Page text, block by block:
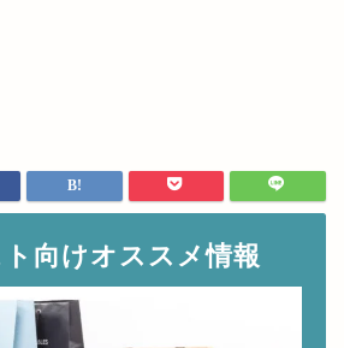
向けオススメ情報